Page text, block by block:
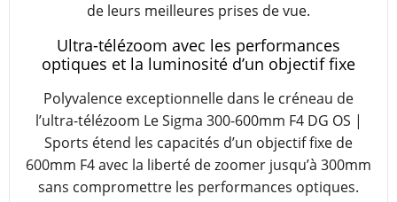
de leurs meilleures prises de vue.
Ultra-télézoom avec les performances
optiques et la luminosité d’un objectif fixe
Polyvalence exceptionnelle dans le créneau de
l’ultra-télézoom Le Sigma 300-600mm F4 DG OS |
Sports étend les capacités d’un objectif fixe de
600mm F4 avec la liberté de zoomer jusqu’à 300mm
sans compromettre les performances optiques.